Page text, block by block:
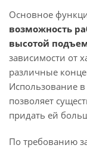
Основное
возможность
высотой
зависимости от
различные
Использование
позволяет
придать ей
По требованию